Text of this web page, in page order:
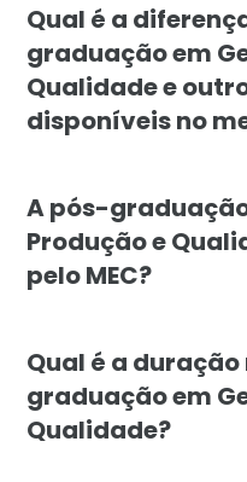
Qual é a
graduação em
Qualidade e
disponíveis no
A pós-
Produção e
pelo MEC?
Qual é a
graduação em
Qualidade?